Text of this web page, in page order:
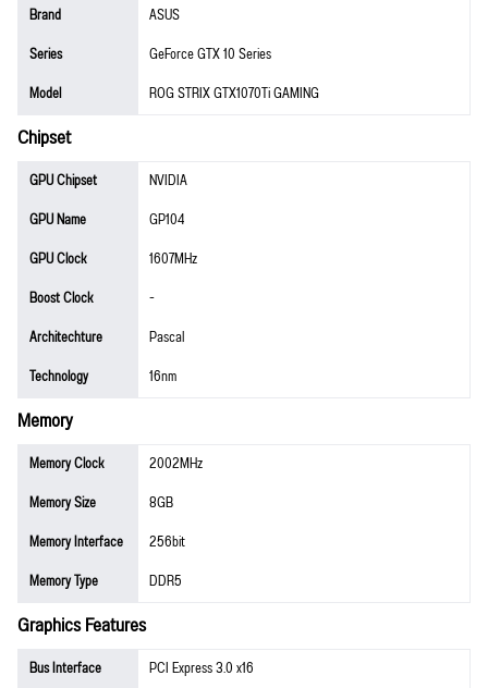
Brand
ASUS
Series
GeForce GTX 10 Series
Model
ROG STRIX GTX1070Ti GAMING
Chipset
GPU Chipset
NVIDIA
GPU Name
GP104
GPU Clock
1607MHz
Boost Clock
-
Architechture
Pascal
Technology
16nm
Memory
Memory Clock
2002MHz
Memory Size
8GB
Memory Interface
256bit
Memory Type
DDR5
Graphics Features
Bus Interface
PCI Express 3.0 x16